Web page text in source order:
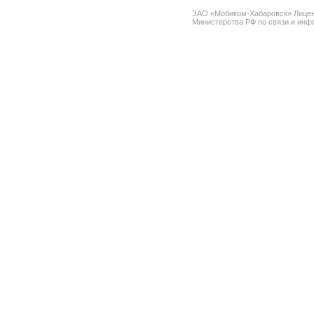
ЗАО «Мобиком-Хабаровск»
Министерства РФ по связи и